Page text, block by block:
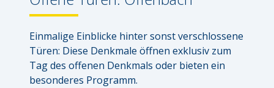
Einmalige Einblicke hinter sonst verschlossene
Türen: Diese Denkmale öffnen exklusiv zum
Tag des offenen Denkmals oder bieten ein
besonderes Programm.